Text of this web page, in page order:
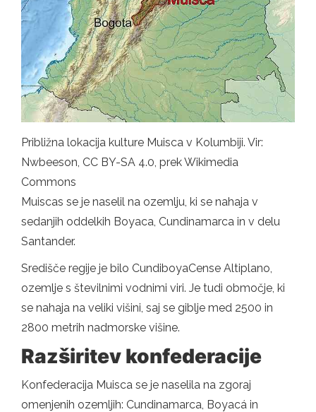
Približna lokacija kulture Muisca v Kolumbiji. Vir:
Nwbeeson, CC BY-SA 4.0, prek Wikimedia
Commons
Muiscas se je naselil na ozemlju, ki se nahaja v
sedanjih oddelkih Boyaca, Cundinamarca in v delu
Santander.
Središče regije je bilo CundiboyaCense Altiplano,
ozemlje s številnimi vodnimi viri. Je tudi območje, ki
se nahaja na veliki višini, saj se giblje med 2500 in
2800 metrih nadmorske višine.
Razširitev konfederacije
Konfederacija Muisca se je naselila na zgoraj
omenjenih ozemljih: Cundinamarca, Boyacá in